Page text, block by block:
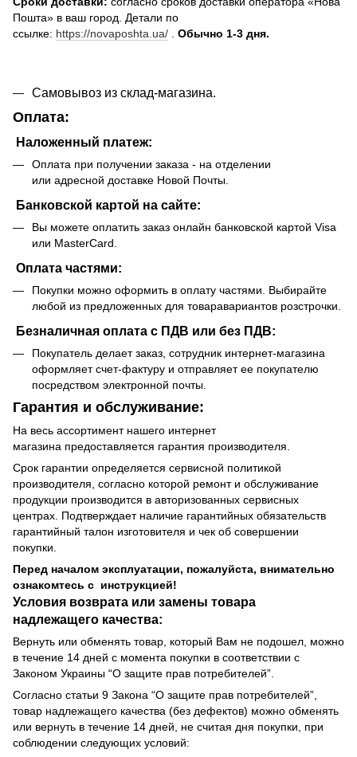
Пошта» в ваш город. Детали по
ссылке: https://novaposhta.ua/ Обычно 1-3 дня.
Самовывоз из склад-магазина.
Оплата:
Наложенный платеж:
Оплата при получении заказа - на отделении
или адресной доставке Новой Почты.
Банковской картой на сайте:
Вы можете оплатить заказ онлайн банковской картой Visa
или MasterCard.
Оплата частями:
Покупки можно оформить в оплату частями. Выбирайте
любой из предложенных для товаравариантов розстрочки.
Безналичная оплата с ПДВ или без ПДВ:
Покупатель делает заказ, сотрудник интернет-магазина
оформляет счет-фактуру и отправляет ее покупателю
посредством электронной почты.
Гарантия и обслуживание:
На весь ассортимент нашего интернет
магазина предоставляется гарантия производителя.
Срок гарантии определяется сервисной политикой
производителя, согласно которой ремонт и обслуживание
продукции производится в авторизованных сервисных
центрах. Подтверждает наличие гарантийных обязательств
гарантийный талон изготовителя и чек об совершении
покупки.
Перед началом эксплуатации, пожалуйста, внимательно
ознакомтесь с инструкцией!
Условия возврата или замены товара
надлежащего качества:
Вернуть или обменять товар, который Вам не подошел, можно
в течение 14 дней с момента покупки в соответствии с
Законом Украины “О защите прав потребителей”.
Согласно статьи 9 Закона “О защите прав потребителей”,
товар надлежащего качества (без дефектов) можно обменять
или вернуть в течение 14 дней, не считая дня покупки, при
соблюдении следующих условий: